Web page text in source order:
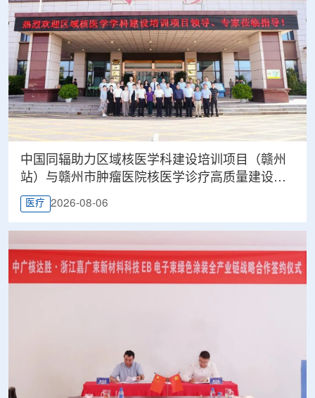
中国同辐助力区域核医学科建设培训项目（赣州
站）与赣州市肿瘤医院核医学诊疗高质量建设项
目同步启动
医疗 2026-08-06